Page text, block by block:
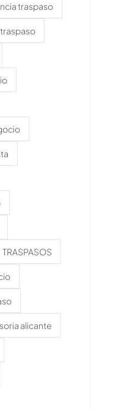
traspaso
TRASPASOS
alicante